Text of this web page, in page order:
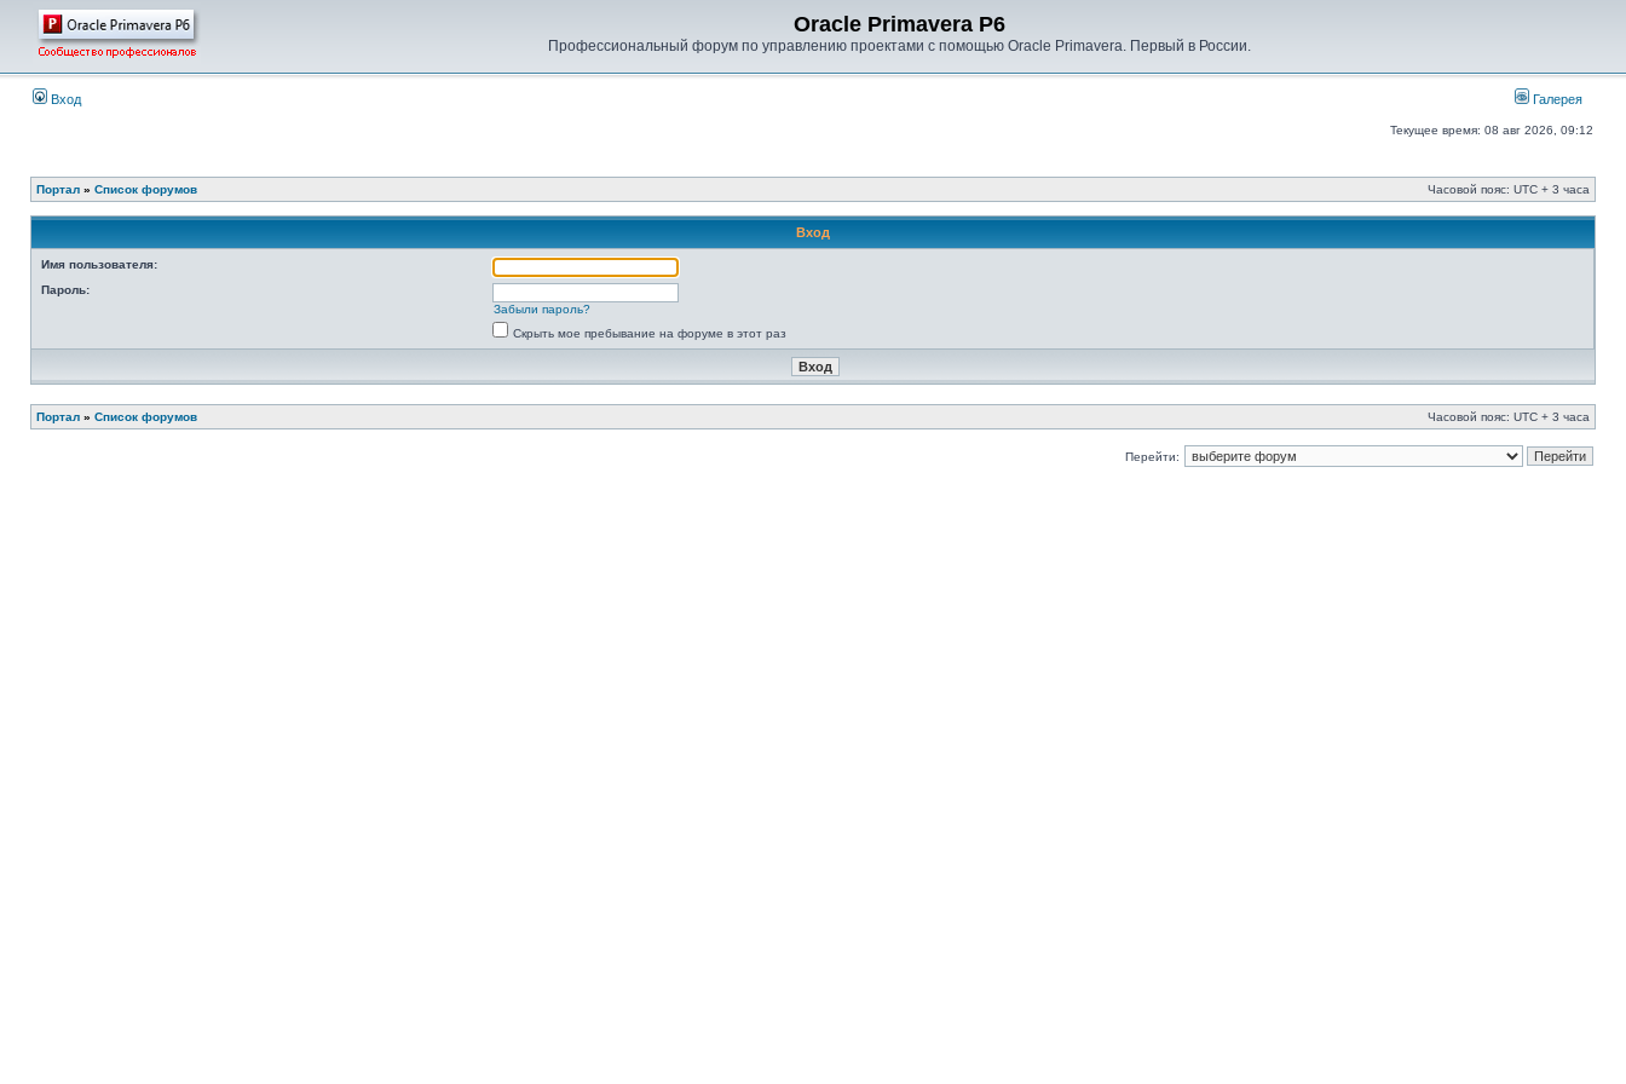
Oracle Primavera P6
Профессиональный форум по управлению проектами с помощью Oracle Primavera. Первый в России.
Вход Галерея
Текущее время: 08 авг 2026, 09:12
Портал » Список форумов Часовой пояс: UTC + 3 часа
Вход
Имя пользователя:
Пароль:
Забыли пароль?
Скрыть мое пребывание на форуме в этот раз
Портал » Список форумов Часовой пояс: UTC + 3 часа
Перейти: